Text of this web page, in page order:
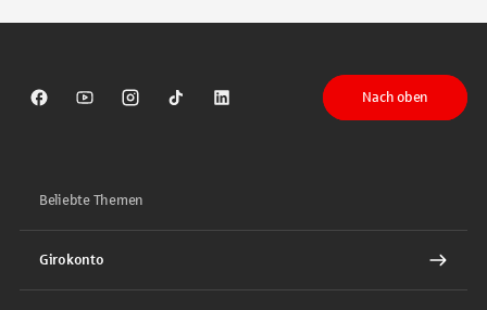
Sparkasse auf Facebook
Sparkasse auf Youtube
Sparkasse auf Instagram
Sparkasse auf TikTok
Sparkasse auf LinkedIn
Nach oben
Beliebte Themen
Girokonto